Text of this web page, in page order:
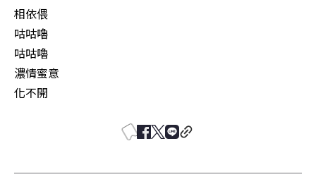
相依偎
咕咕嚕
咕咕嚕
濃情蜜意
化不開